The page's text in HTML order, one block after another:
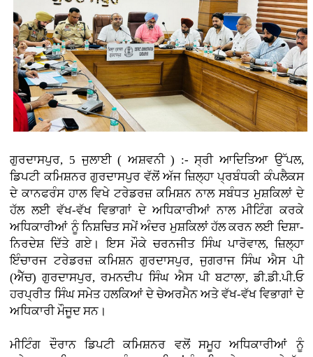
ਗੁਰਦਾਸਪੁਰ, 5 ਜੁਲਾਈ ( ਅਸ਼ਵਨੀ ) :- ਸ੍ਰੀ ਆਦਿਤਿਆ ਉੱਪਲ,
ਡਿਪਟੀ ਕਮਿਸ਼ਨਰ ਗੁਰਦਾਸਪੁਰ ਵੱਲੋਂ ਅੱਜ ਜ਼ਿਲ੍ਹਾ ਪ੍ਰਬੰਧਕੀ ਕੰਪਲੈਕਸ
ਦੇ ਕਾਨਫਰੰਸ ਹਾਲ ਵਿਖੇ ਟਰੇਡਰਜ਼ ਕਮਿਸ਼ਨ ਨਾਲ ਸਬੰਧਤ ਮੁਸ਼ਕਿਲਾਂ ਦੇ
ਹੱਲ ਲਈ ਵੱਖ-ਵੱਖ ਵਿਭਾਗਾਂ ਦੇ ਅਧਿਕਾਰੀਆਂ ਨਾਲ ਮੀਟਿੰਗ ਕਰਕੇ
ਅਧਿਕਾਰੀਆਂ ਨੂੰ ਨਿਸ਼ਚਿਤ ਸਮੇਂ ਅੰਦਰ ਮੁਸ਼ਕਿਲਾਂ ਹੱਲ ਕਰਨ ਲਈ ਦਿਸ਼ਾ-
ਨਿਰਦੇਸ਼ ਦਿੱਤੇ ਗਏ। ਇਸ ਮੌਕੇ ਚਰਨਜੀਤ ਸਿੰਘ ਪਾਰੋਵਾਲ, ਜ਼ਿਲ੍ਹਾ
ਇੰਚਾਰਜ ਟਰੇਡਰਜ਼ ਕਮਿਸ਼ਨ ਗੁਰਦਾਸਪੁਰ, ਜੁਗਰਾਜ ਸਿੰਘ ਐਸ ਪੀ
(ਐੱਚ) ਗੁਰਦਾਸਪੁਰ, ਰਮਨਦੀਪ ਸਿੰਘ ਐਸ ਪੀ ਬਟਾਲਾ, ਡੀ.ਡੀ.ਪੀ.ਓ
ਹਰਪ੍ਰੀਤ ਸਿੰਘ ਸਮੇਤ ਹਲਕਿਆਂ ਦੇ ਚੇਅਰਮੈਨ ਅਤੇ ਵੱਖ-ਵੱਖ ਵਿਭਾਗਾਂ ਦੇ
ਅਧਿਕਾਰੀ ਮੌਜੂਦ ਸਨ।
ਮੀਟਿੰਗ ਦੌਰਾਨ ਡਿਪਟੀ ਕਮਿਸ਼ਨਰ ਵਲੋਂ ਸਮੂਹ ਅਧਿਕਾਰੀਆਂ ਨੂੰ